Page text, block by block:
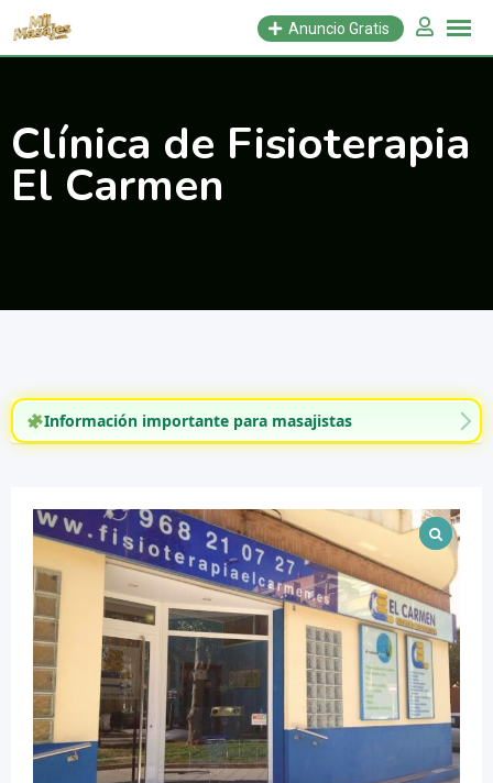
Saltar
Anuncio Gratis
Clínica de Fisioterapia
El Carmen
Información importante para masajistas